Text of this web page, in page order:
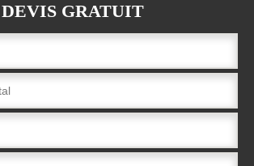
DEVIS GRATUIT